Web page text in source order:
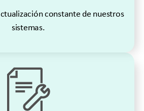
constante de nuestros
sistemas.